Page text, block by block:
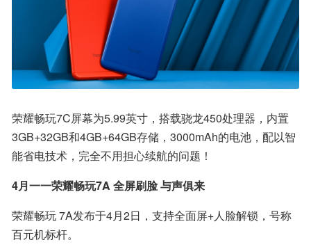
荣耀畅玩7C屏幕为5.99英寸，搭载骁龙450处理器，内置
3GB+32GB和4GB+64GB存储，3000mAh的电池，配以智
能省电技术，完全不用担心续航的问题！
4月一一荣耀畅玩7A 全屏刷脸 与声俱来
荣耀畅玩 7A发布于4月2日，支持全面屏+人脸解锁，号称
百元机标杆。